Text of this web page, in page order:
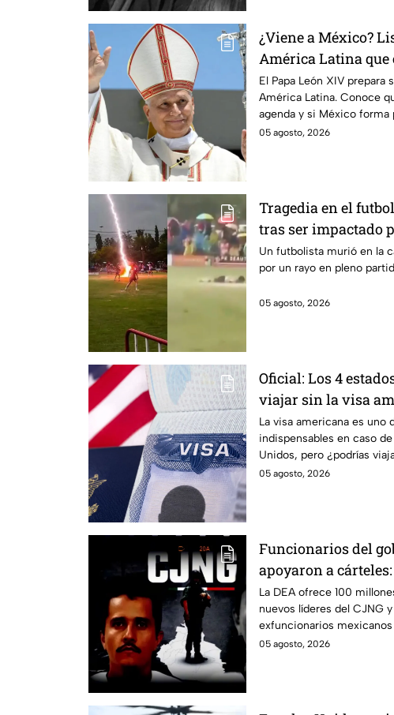
¿Viene a México?
América Latina que
visitará
El Papa León XIV prepara
América Latina. Conoce
agenda y si México
pontífice.
05 agosto, 2026
Tragedia en el
tras ser impactado
partido
Un futbolista murió en la
por un rayo en pleno
05 agosto, 2026
Oficial: Los 4
viajar sin la visa
el pasaporte y sólo
150
La visa americana es uno
indispensables en caso
Unidos, pero ¿podrías
tenerla?
05 agosto, 2026
Funcionarios del
apoyaron a
La DEA ofrece 100
nuevos líderes del CJNG
exfuncionarios
durante años.
05 agosto, 2026